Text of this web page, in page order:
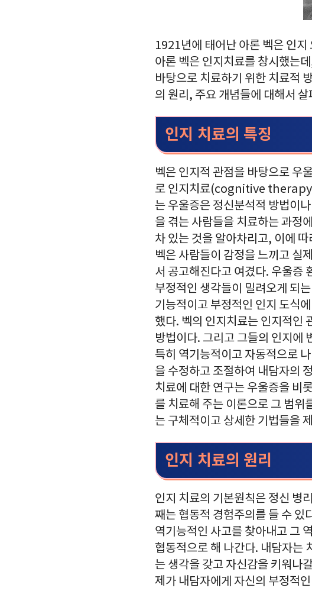
1921년에 태어난 아론 벡은 인
아론 벡은 인지치료를 창시했는
바탕으로 치료하기 위한 치료적
의 원리, 주요 개념들에 대해서
인지 치료의 특징
벡은 인지적 관점을 바탕으로 우
로 인지치료(cognitive therapy)
는 우울증은 정신분석적 방법이
을 겪는 사람들을 치료하는 과정
차 있는 것을 알아차리고, 이에
벡은 사람들이 감정을 느끼고 실
서 공고해진다고 여겼다. 우울증
부정적인 생각들이 밀려오게 되
기능적이고 부정적인 인지 도식
했다. 벡의 인지치료는 인지적인
방법이다. 그리고 그들의 인지에
특히 역기능적이고 자동적으로
을 수정하고 조절하여 내담자의
치료에 대한 연구는 우울증을 비
를 치료해 주는 이론으로 그 범위
는 구체적이고 상세한 기법들을
인지 치료의 원리
인지 치료의 기본원칙은 정신 병
째는 협동적 경험주의를 들 수 있
역기능적인 사고를 찾아내고 그
협동적으로 해 나간다. 내담자는
는 생각을 갖고 자신감을 키워나
제가 내담자에게 자신의 부정적